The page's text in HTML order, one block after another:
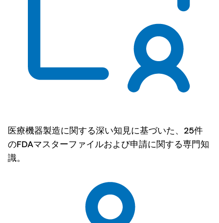
医療機器製造に関する深い知見に基づいた、25件
のFDAマスターファイルおよび申請に関する専門知
識。